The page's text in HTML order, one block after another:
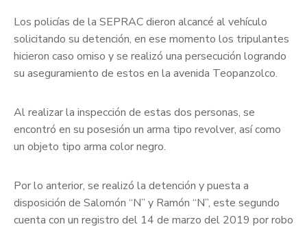
Los policías de la SEPRAC dieron alcancé al vehículo
solicitando su detención, en ese momento los tripulantes
hicieron caso omiso y se realizó una persecución logrando
su aseguramiento de estos en la avenida Teopanzolco.
Al realizar la inspección de estas dos personas, se
encontró en su posesión un arma tipo revolver, así como
un objeto tipo arma color negro.
Por lo anterior, se realizó la detención y puesta a
disposición de Salomón “N” y Ramón “N”, este segundo
cuenta con un registro del 14 de marzo del 2019 por robo